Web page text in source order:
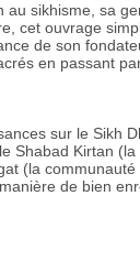
sikhisme, sa
cet ouvrage
de son
en passant
sur le Sikh
Shabad Kirtan
(la
de bien